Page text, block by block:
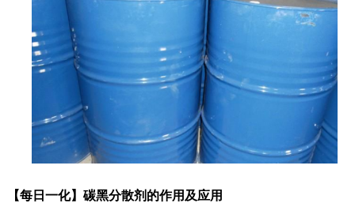
【每日一化】碳黑分散剂的作用及应用